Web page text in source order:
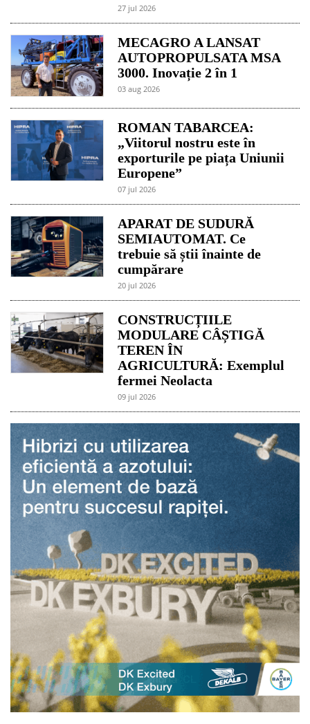
27 jul 2026
MECAGRO A LANSAT
AUTOPROPULSATA MSA
3000. Inovație 2 în 1
03 aug 2026
ROMAN TABARCEA:
„Viitorul nostru este în
exporturile pe piața Uniunii
Europene”
07 jul 2026
APARAT DE SUDURĂ
SEMIAUTOMAT. Ce
trebuie să știi înainte de
cumpărare
20 jul 2026
CONSTRUCȚIILE
MODULARE CÂȘTIGĂ
TEREN ÎN
AGRICULTURĂ: Exemplul
fermei Neolacta
09 jul 2026